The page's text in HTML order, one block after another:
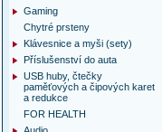
Gaming
Chytré prsteny
Klávesnice a myši (sety)
Příslušenství do auta
USB huby, čtečky
paměťových a čipových karet
a redukce
FOR HEALTH